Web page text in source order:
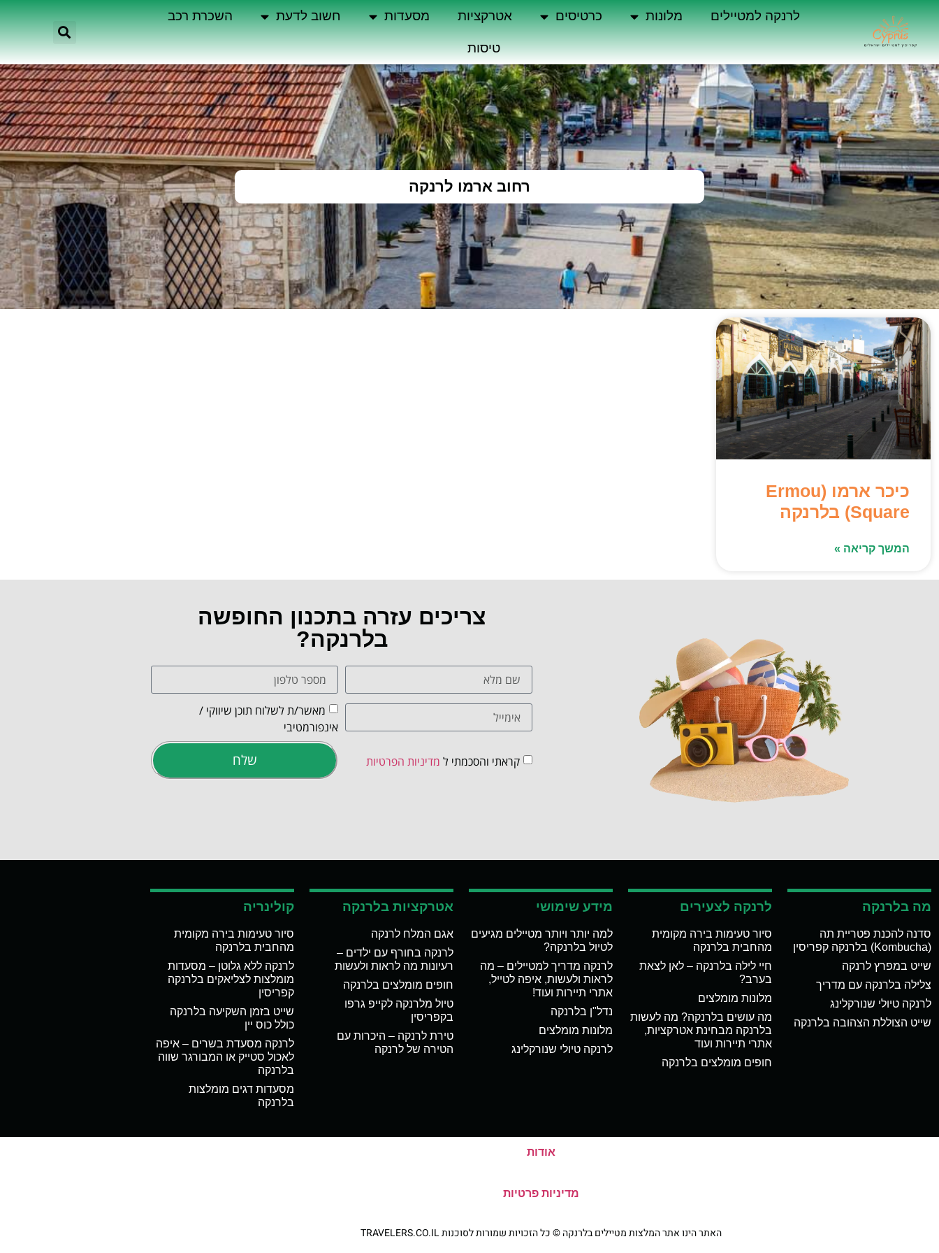
לרנקה למטיילים מלונות כרטיסים אטרקציות מסעדות חשוב לדעת השכרת רכב
טיסות
רחוב ארמו לרנקה
כיכר ארמו (Ermou
Square) בלרנקה
המשך קריאה »
צריכים עזרה בתכנון החופשה
בלרנקה?
מאשר/ת לשלוח תוכן שיווקי /
אינפורמטיבי
קראתי והסכמתי ל מדיניות הפרטיות שלח
מה בלרנקה
סדנה להכנת פטריית תה
(Kombucha) בלרנקה קפריסין
שייט במפרץ לרנקה
צלילה בלרנקה עם מדריך
לרנקה טיולי שנורקלינג
שייט הצוללת הצהובה בלרנקה
לרנקה לצעירים
סיור טעימות בירה מקומית
מהחבית בלרנקה
חיי לילה בלרנקה – לאן לצאת
בערב?
מלונות מומלצים
מה עושים בלרנקה? מה לעשות
בלרנקה מבחינת אטרקציות,
אתרי תיירות ועוד
חופים מומלצים בלרנקה
מידע שימושי
למה יותר ויותר מטיילים מגיעים
לטיול בלרנקה?
לרנקה מדריך למטיילים – מה
לראות ולעשות, איפה לטייל,
אתרי תיירות ועוד!
נדל"ן בלרנקה
מלונות מומלצים
לרנקה טיולי שנורקלינג
אטרקציות בלרנקה
אגם המלח לרנקה
לרנקה בחורף עם ילדים –
רעיונות מה לראות ולעשות
חופים מומלצים בלרנקה
טיול מלרנקה לקייפ גרפו
בקפריסין
טירת לרנקה – היכרות עם
הטירה של לרנקה
קולינריה
סיור טעימות בירה מקומית
מהחבית בלרנקה
לרנקה ללא גלוטן – מסעדות
מומלצות לצליאקים בלרנקה
קפריסין
שייט בזמן השקיעה בלרנקה
כולל כוס יין
לרנקה מסעדת בשרים – איפה
לאכול סטייק או המבורגר שווה
בלרנקה
מסעדות דגים מומלצות
בלרנקה
אודות
מדיניות פרטיות
האתר הינו אתר המלצות מטיילים בלרנקה © כל הזכויות שמורות לסוכנות TRAVELERS.CO.IL